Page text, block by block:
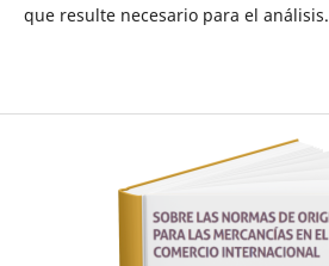
que resulte necesario para el análisis.